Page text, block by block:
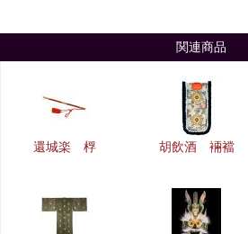
関連商品
還城楽 桴 胡飲酒 裲襠